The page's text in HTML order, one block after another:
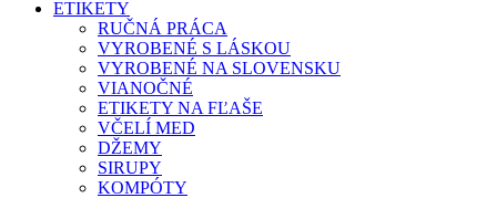
ETIKETY
RUČNÁ PRÁCA
VYROBENÉ S LÁSKOU
VYROBENÉ NA SLOVENSKU
VIANOČNÉ
ETIKETY NA FĽAŠE
VČELÍ MED
DŽEMY
SIRUPY
KOMPÓTY